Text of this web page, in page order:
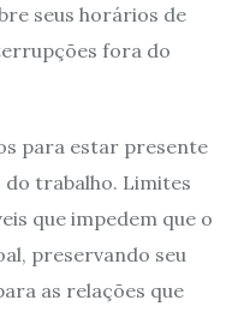
seus horários de
fora do
para estar presente
trabalho. Limites
que impedem que o
preservando seu
as relações que